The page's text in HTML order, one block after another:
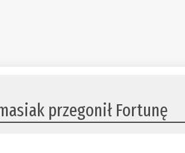
przegonił Fortunę